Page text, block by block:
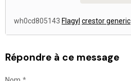
wh0cd805143 Flagyl crestor generic
Répondre à ce message